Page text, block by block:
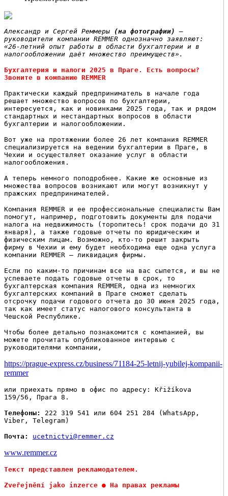
Александр и Сергей Реммеры (на фотографии) —
руководители компании REMMER однозначно заявляют:
«26‑летний опыт работы в области бухгалтерии и в
налогообложении даёт множество преимуществ».
Бухгалтерия и налоги 2025 в Праге. Есть вопросы?
Звоните в компанию REMMER
Практически каждый предприниматель в начале года
решает множество вопросов по бухгалтерии,
интересуется, как и новинками 2025 года, так и рядом
стандартных и нестандартных вопросов в области
бухгалтерии и налогообложении.
Вот уже на протяжении более 26 лет компания REMMER
специализируется на ведении бухгалтерии в Праге, в
Чехии и осуществляет оказание услуг в области
налогообложения.
А теперь немного поподробнее. Какие же основные из
множества вопросов возникают или могут возникнут у
пражских предпринимателей.
Компания REMMER и ее профессиональные специалисты Вам
помогут, например, подготовить документы для подачи
налога на недвижимость (торопитесь! срок подачи до 31
января), а также годовые отчеты по юридическим и
физическим лицам. Возможно, кто-то решит закрыть
фирму в Чехии и ему будет необходима еще одна услуга
компании REMMER – ликвидация фирмы.
Если по каким-то причинам все на вас сыпется, и вы не
успеваете подать годовые отчеты в срок, то
бухгалтерская компания REMMER, одна из немногих
бухгалтерских компаний в Праге сможет сделать
отсрочку подачи годового отчета до 30 июня 2025 года,
так как имеет статус налогового консультанта в
Чешской Республике.
Чтобы более детально познакомится с компанией, вы
можете прочитать опубликованное интервью с
руководителями компании,
https://prague-express.cz/business/71184-25-letnij-yubilej-kompanii-
remmer
или приехать прямо в офис по адресу: Křižíkova
159/56, Прага 8.
Телефоны:
222 319 541 или 604 251 284 (WhatsApp,
Viber, Telegram)
Почта: ucetnictvi@remmer.cz
www.remmer.cz
Текст представлен рекламодателем.
Zveřejnění jako inzerce ● На правах рекламы